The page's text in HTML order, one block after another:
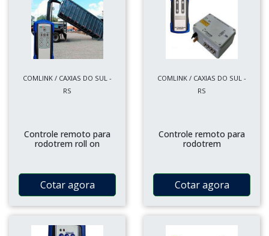
COMLINK / CAXIAS DO SUL -
RS
Controle remoto para
rodotrem roll on
Cotar agora
COMLINK / CAXIAS DO SUL -
RS
Controle remoto para
rodotrem
Cotar agora